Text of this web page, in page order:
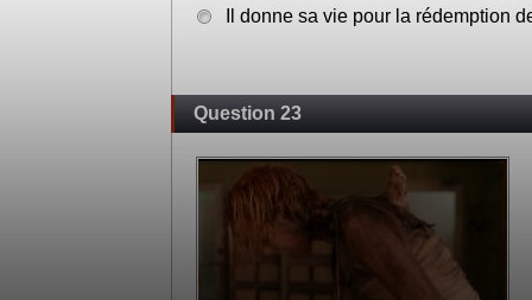
Il donne sa vie pour la rédemption
Question 23